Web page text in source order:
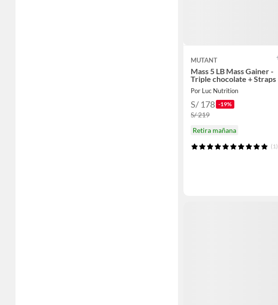
MUTANT
Mass 5 LB Mass Gainer -
Triple chocolate + Straps
Por Luc Nutrition
S/ 178 -19%
S/ 219
Retira mañana
(1)